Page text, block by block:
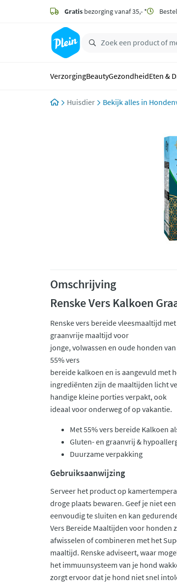
zoeken
hoofdinhoud
Gratis bezorging vanaf 35,- *
VerzorgingBeautyGezondheidEten &
Huisdier
Omschrijving
Renske Vers Kalkoen
Renske vers bereide vleesmaaltijd
graanvrije maaltijd voor
jonge, volwassen en oude honden
55% vers
bereide kalkoen en is aangevuld met
ingrediënten zijn de maaltijden licht
handige kleine porties verpakt, ook
ideaal voor onderweg of op vakantie.
Met 55% vers bereide Kalkoen
Gluten- en graanvrij &
Duurzame verpakking
Gebruiksaanwijzing
Serveer het product op
droge plaats bewaren. Geef je niet
eenvoudig te sluiten en kan
Vers Bereide Maaltijden voor honden
afwisselen of combineren met het
maaltijd. Renske adviseert, waar
het immuunsysteem van je hond
zorgt ervoor dat je hond niet snel